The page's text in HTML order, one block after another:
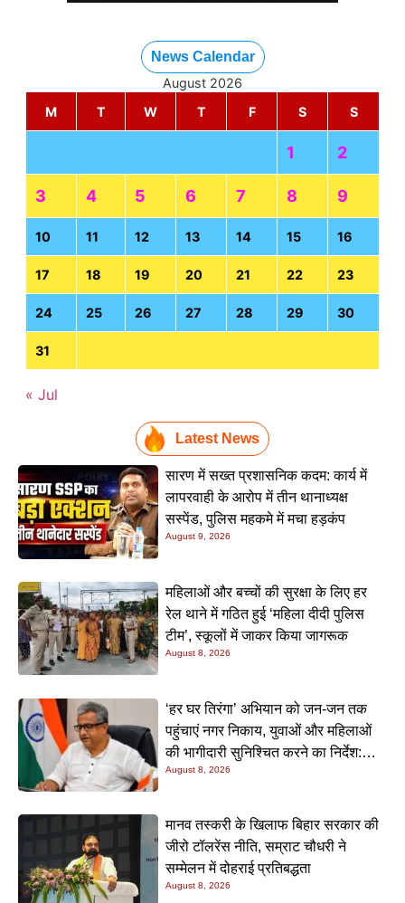
News Calendar
August 2026
M
T W T F S S
1 2
3 4 5 6 7 8 9
10 11 12 13 14 15 16
17 18 19 20 21 22 23
24 25 26 27 28 29 30
31
« Jul
Latest News
सारण में सख्त प्रशासनिक कदम: कार्य में
लापरवाही के आरोप में तीन थानाध्यक्ष
सस्पेंड, पुलिस महकमे में मचा हड़कंप
August 9, 2026
महिलाओं और बच्चों की सुरक्षा के लिए हर
रेल थाने में गठित हुई ‘महिला दीदी पुलिस
टीम’, स्कूलों में जाकर किया जागरूक
August 8, 2026
‘हर घर तिरंगा’ अभियान को जन-जन तक
पहुंचाएं नगर निकाय, युवाओं और महिलाओं
की भागीदारी सुनिश्चित करने का निर्देश:
नीतीश मिश्रा
August 8, 2026
मानव तस्करी के खिलाफ बिहार सरकार की
जीरो टॉलरेंस नीति, सम्राट चौधरी ने
सम्मेलन में दोहराई प्रतिबद्धता
August 8, 2026